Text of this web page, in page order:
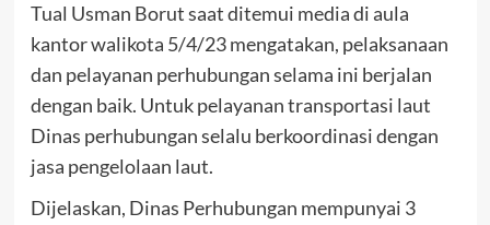
Tual Usman Borut saat ditemui media di aula
kantor walikota 5/4/23 mengatakan, pelaksanaan
dan pelayanan perhubungan selama ini berjalan
dengan baik. Untuk pelayanan transportasi laut
Dinas perhubungan selalu berkoordinasi dengan
jasa pengelolaan laut.
Dijelaskan, Dinas Perhubungan mempunyai 3